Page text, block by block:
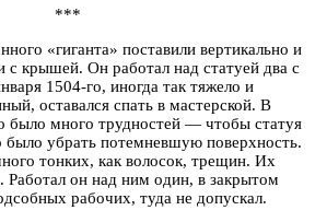
***
«гиганта» поставили вертикально и
с крышей. Он работал над статуей два с
1504-го, иногда так тяжело и
оставался спать в мастерской. В
было много трудностей — чтобы статуя
было убрать потемневшую поверхность.
тонких, как волосок, трещин. Их
Работал он над ним один, в закрытом
рабочих, туда не допускал.